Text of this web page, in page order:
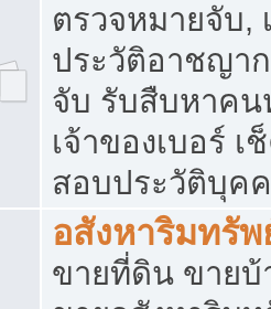
ตรวจหมายจับ,
ประวัติอาชญา
จับ รับสืบหาคน
เจ้าของเบอร์
สอบประวัติบุค
อสังหาริมทรัพ
ขายที่ดิน ขายบ้